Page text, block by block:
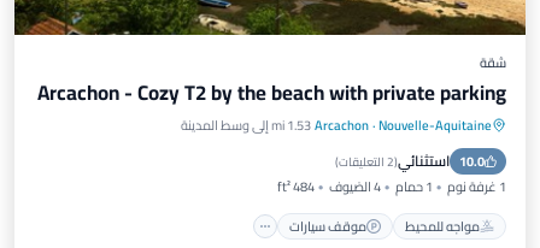
شقة
Arcachon - Cozy T2 by the beach with private parking
Nouvelle-Aquitaine
·
Arcachon1.53 mi إلى وسط المدينة
10.0 استثنائي(2 التعليقات )
1 غرفة نوم 1 حمام 4 الضيوف
484 ft²
مواجه للمحيط
موقف سيارات
مواجه للمحيط
موقف سيارات
إطلالة على المحيط